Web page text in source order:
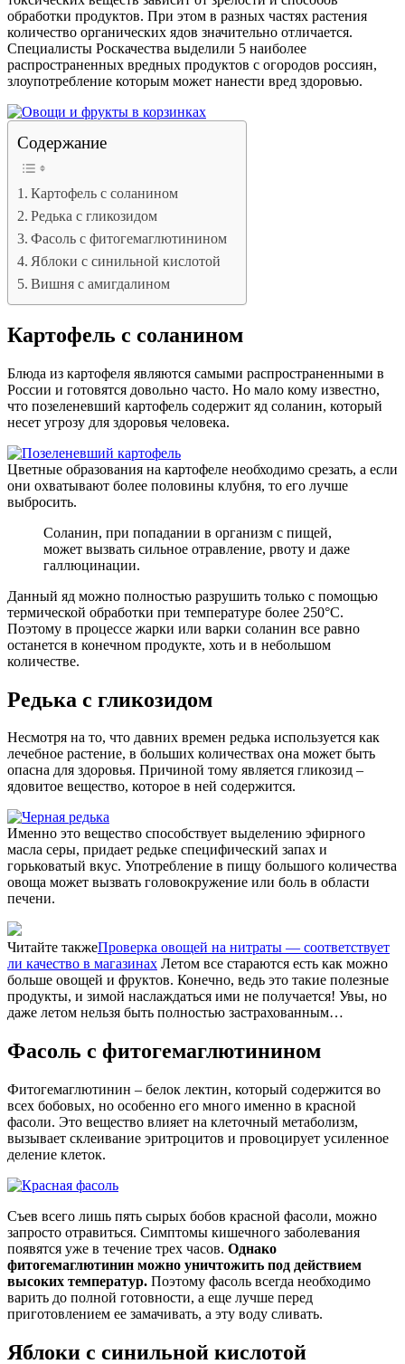
обработки продуктов. При этом в разных частях растения
количество органических ядов значительно отличается.
Специалисты Роскачества выделили 5 наиболее
распространенных вредных продуктов с огородов россиян,
злоупотребление которым может нанести вред здоровью.
Содержание
Картофель с соланином
Редька с гликозидом
Фасоль с фитогемаглютинином
Яблоки с синильной кислотой
Вишня с амигдалином
Картофель с соланином
Блюда из картофеля являются самыми распространенными в
России и готовятся довольно часто. Но мало кому известно,
что позеленевший картофель содержит яд соланин, который
несет угрозу для здоровья человека.
Цветные образования на картофеле необходимо срезать, а если
они охватывают более половины клубня, то его лучше
выбросить.
Соланин, при попадании в организм с пищей,
может вызвать сильное отравление, рвоту и даже
галлюцинации.
Данный яд можно полностью разрушить только с помощью
термической обработки при температуре более 250°С.
Поэтому в процессе жарки или варки соланин все равно
останется в конечном продукте, хоть и в небольшом
количестве.
Редька с гликозидом
Несмотря на то, что давних времен редька используется как
лечебное растение, в больших количествах она может быть
опасна для здоровья. Причиной тому является гликозид –
ядовитое вещество, которое в ней содержится.
Именно это вещество способствует выделению эфирного
масла серы, придает редьке специфический запах и
горьковатый вкус. Употребление в пищу большого количества
овоща может вызвать головокружение или боль в области
печени.
Читайте такжеПроверка овощей на нитраты — соответствует
ли качество в магазинах Летом все стараются есть как можно
больше овощей и фруктов. Конечно, ведь это такие полезные
продукты, и зимой наслаждаться ими не получается! Увы, но
даже летом нельзя быть полностью застрахованным…
Фасоль с фитогемаглютинином
Фитогемаглютинин – белок лектин, который содержится во
всех бобовых, но особенно его много именно в красной
фасоли. Это вещество влияет на клеточный метаболизм,
вызывает склеивание эритроцитов и провоцирует усиленное
деление клеток.
Съев всего лишь пять сырых бобов красной фасоли, можно
запросто отравиться. Симптомы кишечного заболевания
появятся уже в течение трех часов. Однако
фитогемаглютинин можно уничтожить под действием
высоких температур. Поэтому фасоль всегда необходимо
варить до полной готовности, а еще лучше перед
приготовлением ее замачивать, а эту воду сливать.
Яблоки с синильной кислотой